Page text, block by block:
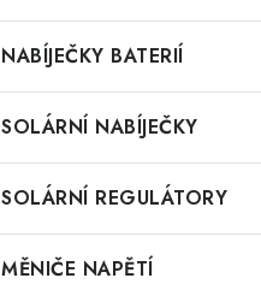
NABÍJEČKY BATERIÍ
SOLÁRNÍ NABÍJEČKY
SOLÁRNÍ REGULÁTORY
MĚNIČE NAPĚTÍ